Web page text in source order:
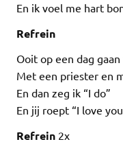
En ik voel me hart
Refrein
Ooit op een dag
Met een priester en
En dan zeg ik “I do”
En jij roept “I love
Refrein 2x